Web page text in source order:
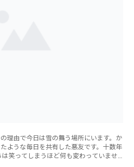
理由で今日は雪の舞う場所にいます。か
ような毎日を共有した悪友です。十数年
笑ってしまうほど何も変わっていませ